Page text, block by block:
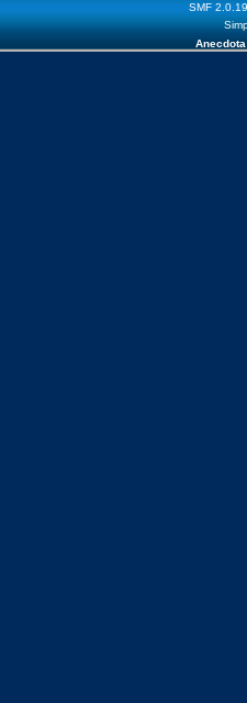
SMF 2.0.19
Anecdota